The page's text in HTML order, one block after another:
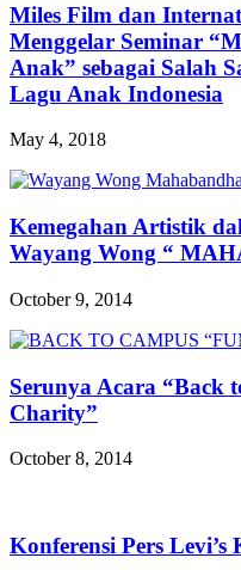
Miles Film dan
Menggelar Seminar
Anak” sebagai Salah
Lagu Anak Indonesia
May 4, 2018
Kemegahan Artistik
Wayang Wong “
October 9, 2014
Serunya Acara “Back
Charity”
October 8, 2014
Konferensi Pers Levi’s